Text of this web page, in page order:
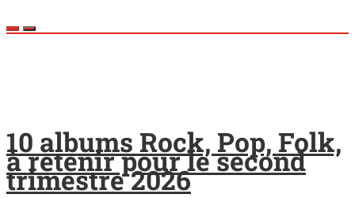
10 albums Rock, Pop, Folk,
à retenir pour le second
trimestre 2026